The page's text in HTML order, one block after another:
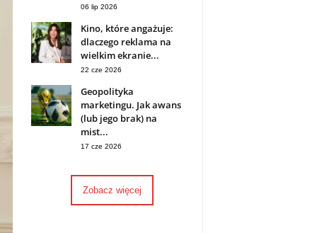
06 lip 2026
Kino, które angażuje:
dlaczego reklama na
wielkim ekranie...
22 cze 2026
Geopolityka
marketingu. Jak awans
(lub jego brak) na
mist...
17 cze 2026
Zobacz więcej